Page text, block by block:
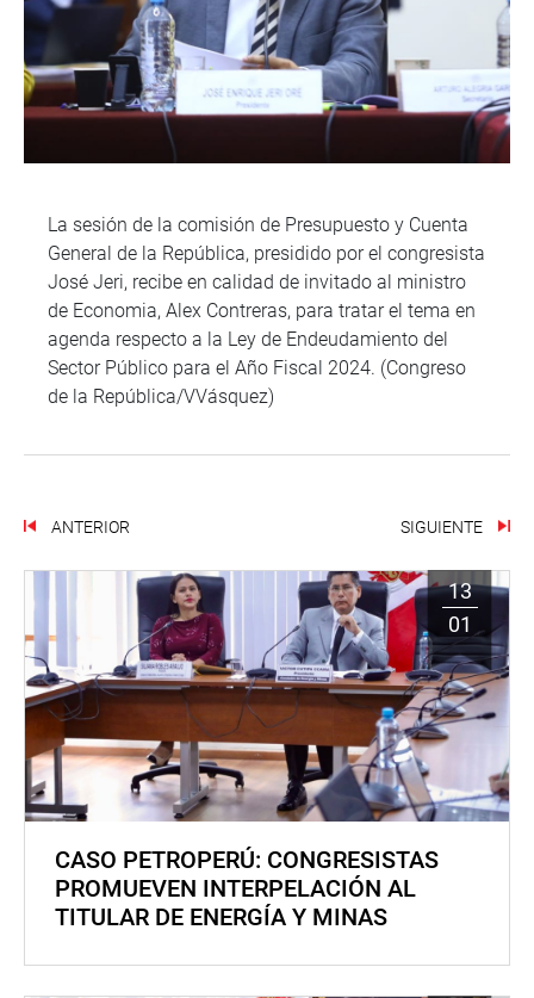
La sesión de la comisión de Presupuesto y Cuenta
General de la República, presidido por el congresista
José Jeri, recibe en calidad de invitado al ministro
de Economia, Alex Contreras, para tratar el tema en
agenda respecto a la Ley de Endeudamiento del
Sector Público para el Año Fiscal 2024. (Congreso
de la República/VVásquez)
ANTERIOR SIGUIENTE
13
01
CASO PETROPERÚ: CONGRESISTAS
PROMUEVEN INTERPELACIÓN AL
TITULAR DE ENERGÍA Y MINAS